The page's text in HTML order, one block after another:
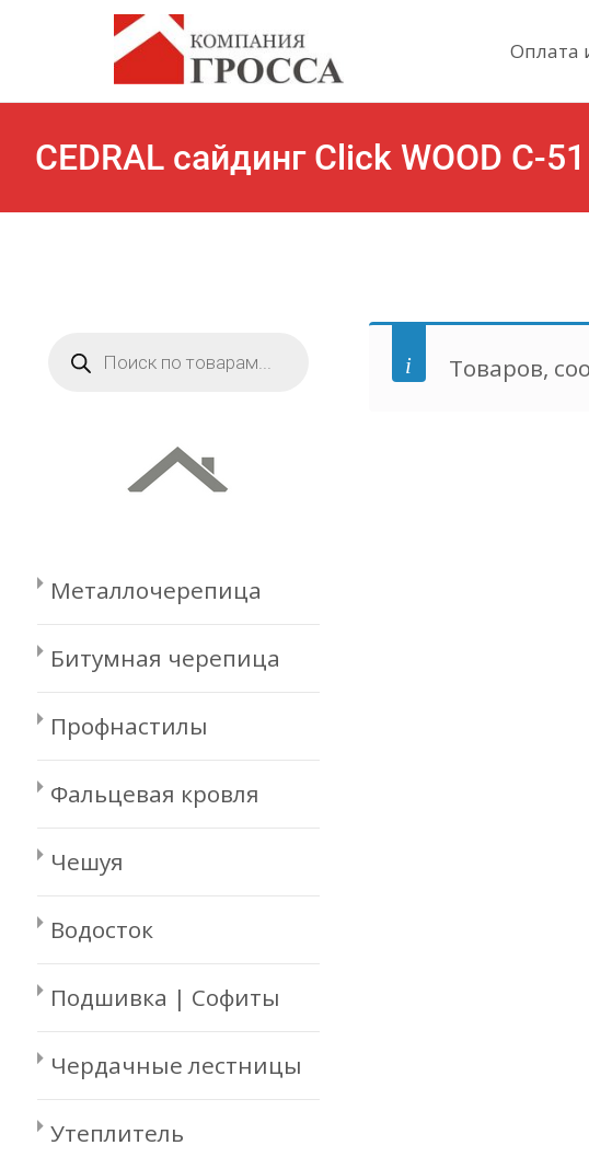
content
Оплата
CEDRAL сайдинг Click WOOD С-
Товаров,
товаров
Металлочерепица
Битумная черепица
Профнастилы
Фальцевая кровля
Чешуя
Водосток
Подшивка | Софиты
Чердачные лестницы
Утеплитель